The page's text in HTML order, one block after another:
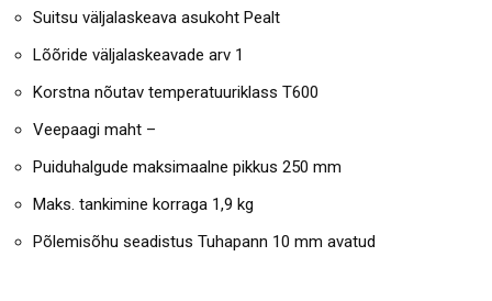
Suitsu väljalaskeava asukoht Pealt
Lõõride väljalaskeavade arv 1
Korstna nõutav temperatuuriklass T600
Veepaagi maht –
Puiduhalgude maksimaalne pikkus 250 mm
Maks. tankimine korraga 1,9 kg
Põlemisõhu seadistus Tuhapann 10 mm avatud